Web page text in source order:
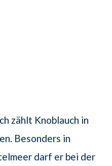
zählt Knoblauch in
Besonders in
darf er bei der